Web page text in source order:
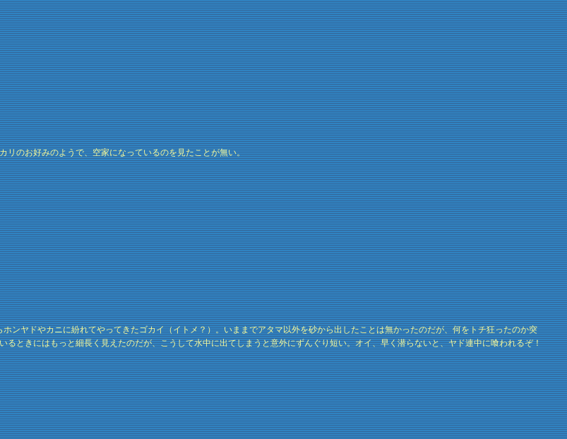
リのお好みのようで、空家になっているのを見たことが無い。
ンヤドやカニに紛れてやってきたゴカイ（イトメ？）。いままでアタマ以外を砂から出したことは無かったのだが、何をトチ狂ったのか突
るときにはもっと細長く見えたのだが、こうして水中に出てしまうと意外にずんぐり短い。オイ、早く潜らないと、ヤド連中に喰われるぞ！